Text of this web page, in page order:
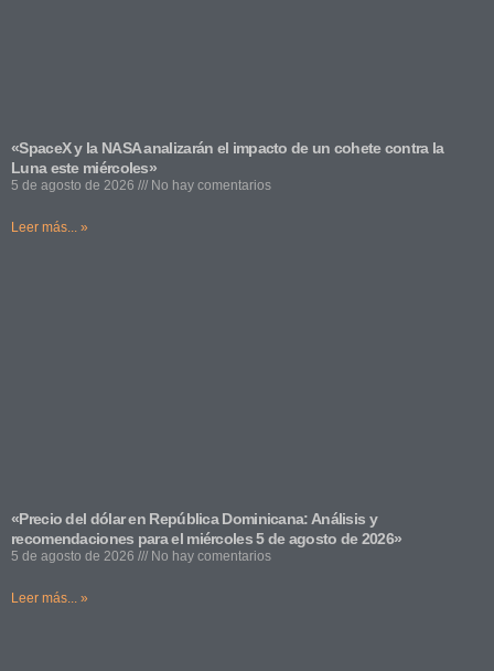
«SpaceX y la NASA analizarán el impacto de un cohete contra la
Luna este miércoles»
5 de agosto de 2026 No hay comentarios
Leer más... »
«Precio del dólar en República Dominicana: Análisis y
recomendaciones para el miércoles 5 de agosto de 2026»
5 de agosto de 2026 No hay comentarios
Leer más... »